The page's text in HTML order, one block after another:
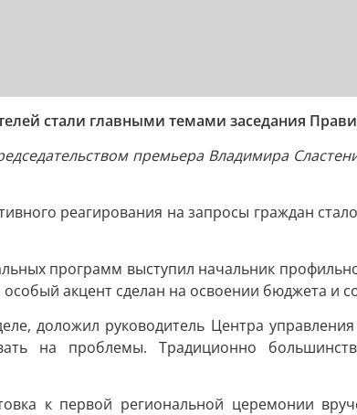
стали главными темами заседания
премьера Владимира
реагирования на запросы граждан
программ выступил начальник
акцент сделан на освоении бюджета и
доложил руководитель Центра
на проблемы. Традиционно
к первой региональной церемонии